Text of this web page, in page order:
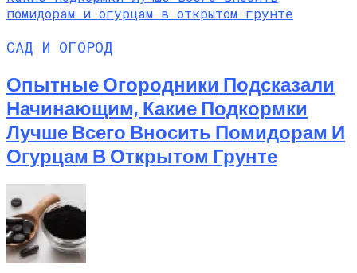
САД И ОГОРОД
Опытные Огородники Подсказали
Начинающим, Какие Подкормки
Лучше Всего Вносить Помидорам И
Огурцам В Открытом Грунте